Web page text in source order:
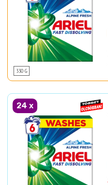
330 G
24 x